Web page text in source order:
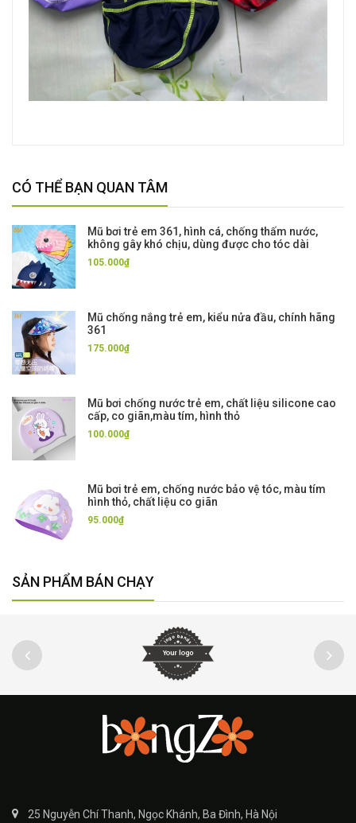
CÓ THỂ BẠN QUAN TÂM
Mũ bơi trẻ em 361, hình cá, chống thấm nước,
không gây khó chịu, dùng được cho tóc dài
105.000₫
Mũ chống nắng trẻ em, kiểu nửa đầu, chính hãng
361
175.000₫
Mũ bơi chống nước trẻ em, chất liệu silicone cao
cấp, co giãn,màu tím, hình thỏ
100.000₫
Mũ bơi trẻ em, chống nước bảo vệ tóc, màu tím
hình thỏ, chất liệu co giãn
95.000₫
SẢN PHẨM BÁN CHẠY
25 Nguyễn Chí Thanh, Ngọc Khánh, Ba Đình, Hà Nội